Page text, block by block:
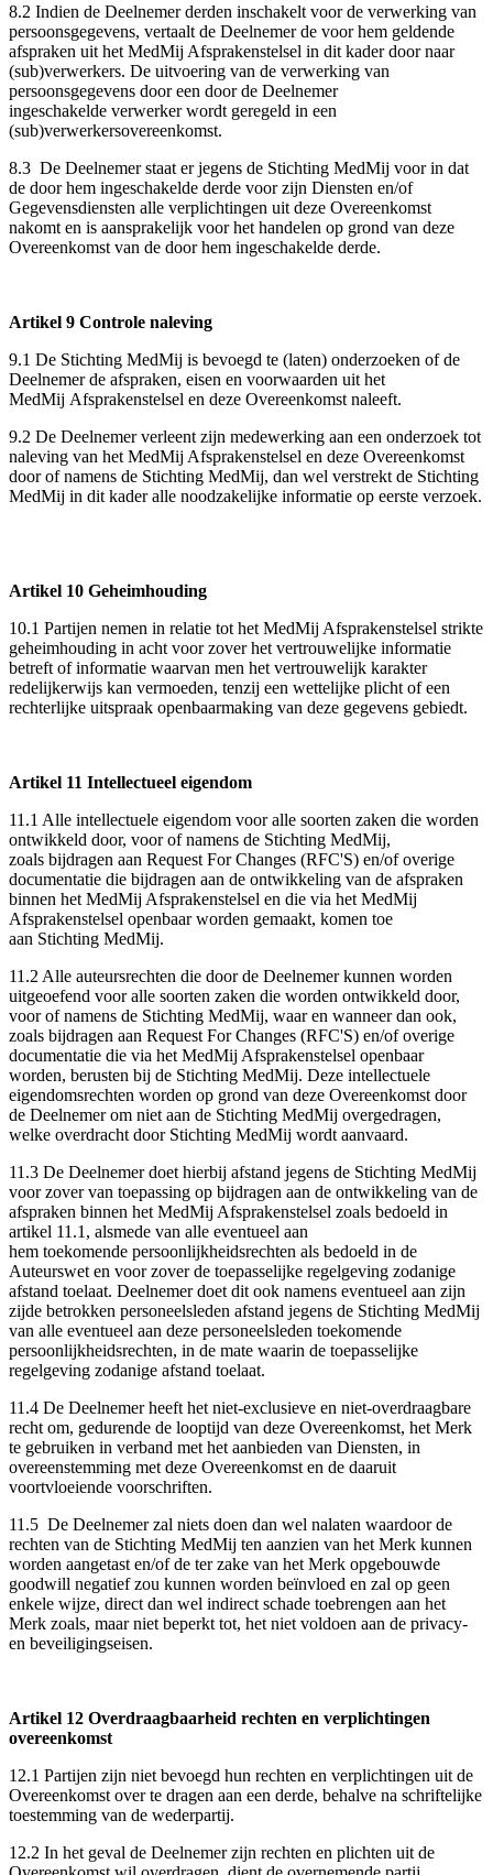
8.2 Indien de Deelnemer derden inschakelt voor de verwerking van
persoonsgegevens, vertaalt de Deelnemer de voor hem geldende
afspraken uit het MedMij Afsprakenstelsel in dit kader door naar
(sub)verwerkers. De uitvoering van de verwerking van
persoonsgegevens door een door de Deelnemer
ingeschakelde verwerker wordt geregeld in een
(sub)verwerkersovereenkomst.
8.3 De Deelnemer staat er jegens de Stichting MedMij voor in dat
de door hem ingeschakelde derde voor zijn Diensten en/of
Gegevensdiensten alle verplichtingen uit deze Overeenkomst
nakomt en is aansprakelijk voor het handelen op grond van deze
Overeenkomst van de door hem ingeschakelde derde.
Artikel 9 Controle naleving
9.1 De Stichting MedMij is bevoegd te (laten) onderzoeken of de
Deelnemer de afspraken, eisen en voorwaarden uit het
MedMij Afsprakenstelsel en deze Overeenkomst naleeft.
9.2 De Deelnemer verleent zijn medewerking aan een onderzoek tot
naleving van het MedMij Afsprakenstelsel en deze Overeenkomst
door of namens de Stichting MedMij, dan wel verstrekt de Stichting
MedMij in dit kader alle noodzakelijke informatie op eerste verzoek.
Artikel 10 Geheimhouding
10.1 Partijen nemen in relatie tot het MedMij Afsprakenstelsel strikte
geheimhouding in acht voor zover het vertrouwelijke informatie
betreft of informatie waarvan men het vertrouwelijk karakter
redelijkerwijs kan vermoeden, tenzij een wettelijke plicht of een
rechterlijke uitspraak openbaarmaking van deze gegevens gebiedt.
Artikel 11 Intellectueel eigendom
11.1 Alle intellectuele eigendom voor alle soorten zaken die worden
ontwikkeld door, voor of namens de Stichting MedMij,
zoals bijdragen aan Request For Changes (RFC'S) en/of overige
documentatie die bijdragen aan de ontwikkeling van de afspraken
binnen het MedMij Afsprakenstelsel en die via het MedMij
Afsprakenstelsel openbaar worden gemaakt, komen toe
aan Stichting MedMij.
11.2 Alle auteursrechten die door de Deelnemer kunnen worden
uitgeoefend voor alle soorten zaken die worden ontwikkeld door,
voor of namens de Stichting MedMij, waar en wanneer dan ook,
zoals bijdragen aan Request For Changes (RFC'S) en/of overige
documentatie die via het MedMij Afsprakenstelsel openbaar
worden, berusten bij de Stichting MedMij. Deze intellectuele
eigendomsrechten worden op grond van deze Overeenkomst door
de Deelnemer om niet aan de Stichting MedMij overgedragen,
welke overdracht door Stichting MedMij wordt aanvaard.
11.3 De Deelnemer doet hierbij afstand jegens de Stichting MedMij
voor zover van toepassing op bijdragen aan de ontwikkeling van de
afspraken binnen het MedMij Afsprakenstelsel zoals bedoeld in
artikel 11.1, alsmede van alle eventueel aan
hem toekomende persoonlijkheidsrechten als bedoeld in de
Auteurswet en voor zover de toepasselijke regelgeving zodanige
afstand toelaat. Deelnemer doet dit ook namens eventueel aan zijn
zijde betrokken personeelsleden afstand jegens de Stichting MedMij
van alle eventueel aan deze personeelsleden toekomende
persoonlijkheidsrechten, in de mate waarin de toepasselijke
regelgeving zodanige afstand toelaat.
11.4 De Deelnemer heeft het niet-exclusieve en niet-overdraagbare
recht om, gedurende de looptijd van deze Overeenkomst, het Merk
te gebruiken in verband met het aanbieden van Diensten, in
overeenstemming met deze Overeenkomst en de daaruit
voortvloeiende voorschriften.
11.5 De Deelnemer zal niets doen dan wel nalaten waardoor de
rechten van de Stichting MedMij ten aanzien van het Merk kunnen
worden aangetast en/of de ter zake van het Merk opgebouwde
goodwill negatief zou kunnen worden beïnvloed en zal op geen
enkele wijze, direct dan wel indirect schade toebrengen aan het
Merk zoals, maar niet beperkt tot, het niet voldoen aan de privacy-
en beveiligingseisen.
Artikel 12 Overdraagbaarheid rechten en verplichtingen
overeenkomst
12.1 Partijen zijn niet bevoegd hun rechten en verplichtingen uit de
Overeenkomst over te dragen aan een derde, behalve na schriftelijke
toestemming van de wederpartij.
12.2 In het geval de Deelnemer zijn rechten en plichten uit de